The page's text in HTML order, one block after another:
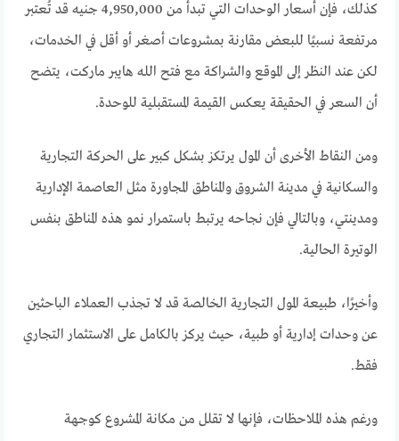
كذلك، فإن أسعار الوحدات التي تبدأ من 4,950,000 جنيه قد تُعتبر
مرتفعة نسبيًا للبعض مقارنة بمشروعات أصغر أو أقل في الخدمات،
لكن عند النظر إلى الموقع والشراكة مع فتح الله هايبر ماركت، يتضح
أن السعر في الحقيقة يعكس القيمة المستقبلية للوحدة.
ومن النقاط الأخرى أن المول يرتكز بشكل كبير على الحركة التجارية
والسكانية في مدينة الشروق والمناطق المجاورة مثل العاصمة الإدارية
ومدينتي، وبالتالي فإن نجاحه يرتبط باستمرار نمو هذه المناطق بنفس
الوتيرة الحالية.
وأخيرًا، طبيعة المول التجارية الخالصة قد لا تجذب العملاء الباحثين
عن وحدات إدارية أو طبية، حيث يركز بالكامل على الاستثمار التجاري
فقط.
ورغم هذه الملاحظات، فإنها لا تقلل من مكانة المشروع كوجهة